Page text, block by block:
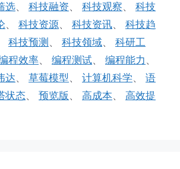
选、 科技融资、 科技观察、 科技
、 科技资源、 科技资讯、 科技趋
科技预测 、 科技领域、 科研工
程效率、 编程测试、 编程能力 、
达、 草莓模型、 计算机科学、 语
状态、 预览版 、 高成本、 高效提